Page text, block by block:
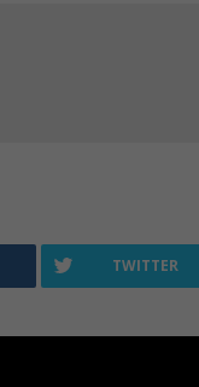
TWITTER